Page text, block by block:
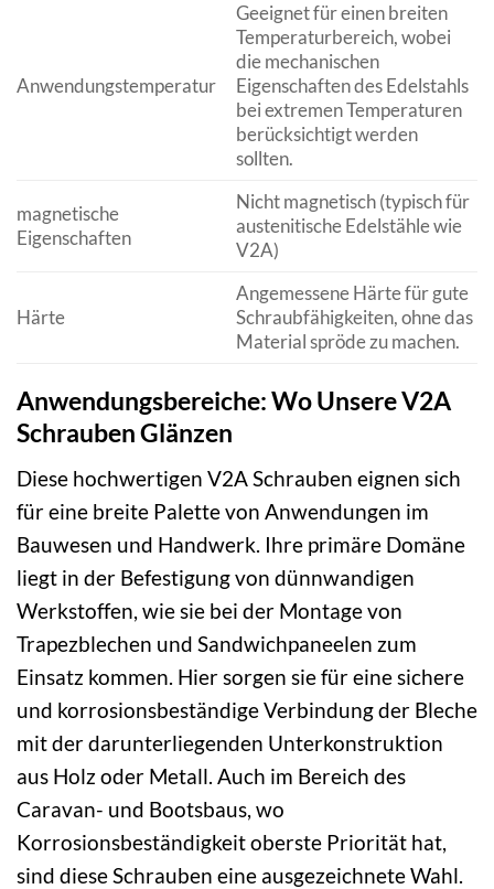
Anwendungstemperatur
Geeignet für einen breiten
Temperaturbereich, wobei
die mechanischen
Eigenschaften des Edelstahls
bei extremen Temperaturen
berücksichtigt werden
sollten.
magnetische
Eigenschaften
Nicht magnetisch (typisch für
austenitische Edelstähle wie
V2A)
Härte
Angemessene Härte für gute
Schraubfähigkeiten, ohne das
Material spröde zu machen.
Anwendungsbereiche: Wo Unsere V2A
Schrauben Glänzen
Diese hochwertigen V2A Schrauben eignen sich
für eine breite Palette von Anwendungen im
Bauwesen und Handwerk. Ihre primäre Domäne
liegt in der Befestigung von dünnwandigen
Werkstoffen, wie sie bei der Montage von
Trapezblechen und Sandwichpaneelen zum
Einsatz kommen. Hier sorgen sie für eine sichere
und korrosionsbeständige Verbindung der Bleche
mit der darunterliegenden Unterkonstruktion
aus Holz oder Metall. Auch im Bereich des
Caravan- und Bootsbaus, wo
Korrosionsbeständigkeit oberste Priorität hat,
sind diese Schrauben eine ausgezeichnete Wahl.